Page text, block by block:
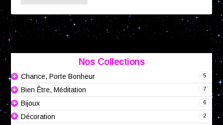
Nos Collections
5
Chance, Porte Bonheur
7
Bien Être, Méditation
6
Bijoux
2
Décoration